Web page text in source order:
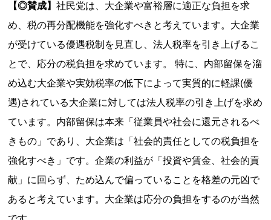
【◎賛成】社民党は、大企業や富裕層に適正な負担を求
め、税の再分配機能を強化すべきと考えています。大企業
が受けている優遇税制を見直し、法人税率を引き上げるこ
とで、応分の税負担を求めています。 特に、内部留保を溜
め込む大企業や実効税率の低下によって実質的に軽課(優
遇)されている大企業に対しては法人税率の引き上げを求め
ています。内部留保は本来「従業員や社会に還元されるべ
きもの」であり、大企業は「社会的責任としての税負担を
強化すべき」です。企業の利益が「投資や賃金、社会的貢
献」に回らず、ため込んで偏っていることを格差の元凶で
あると考えています。大企業は応分の負担をするのが当然